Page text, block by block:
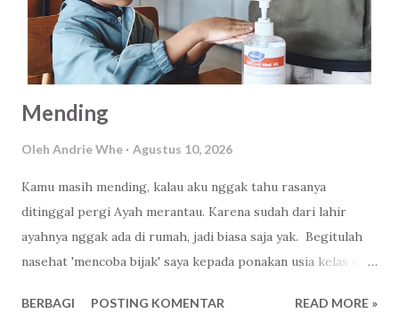
Mending
Oleh Andrie Whe Agustus 10, 2026
Kamu masih mending, kalau aku nggak tahu rasanya
ditinggal pergi Ayah merantau. Karena sudah dari lahir
ayahnya nggak ada di rumah, jadi biasa saja yak. Begitulah
nasehat 'mencoba bijak' saya kepada ponakan usia kelas satu
penghidupan ke negeri seberang. Setelah paginya ditinggal
BERBAGI POSTING KOMENTAR READ MORE »